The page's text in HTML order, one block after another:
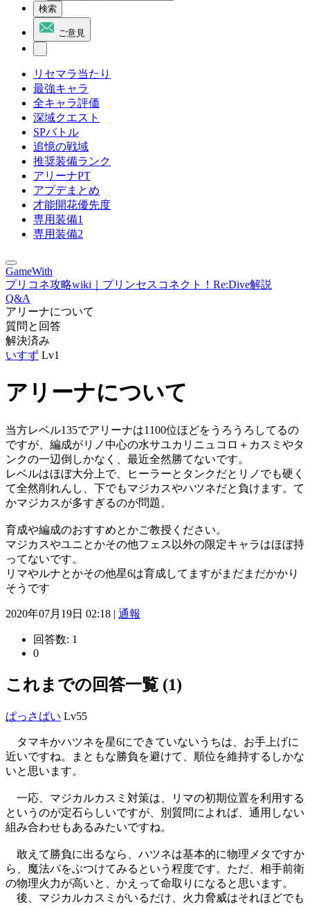
検索
ご意見
リセマラ当たり
最強キャラ
全キャラ評価
深域クエスト
SPバトル
追憶の戦域
推奨装備ランク
アリーナPT
アプデまとめ
才能開花優先度
専用装備1
専用装備2
GameWith
プリコネ攻略wiki｜プリンセスコネクト！Re:Dive解説
Q&A
アリーナについて
質問と回答
解決済み
いすず Lv1
アリーナについて
当方レベル135でアリーナは1100位ほどをうろうろしてるの
ですが、編成がリノ中心の水サユカリニュコロ＋カスミやタ
ンクの一辺倒しかなく、最近全然勝てないです。
レベルはほぼ大分上で、ヒーラーとタンクだとリノでも硬く
て全然削れんし、下でもマジカスやハツネだと負けます。て
かマジカスが多すぎるのが問題。
育成や編成のおすすめとかご教授ください。
マジカスやユニとかその他フェス以外の限定キャラはほぼ持
ってないです。
リマやルナとかその他星6は育成してますがまだまだかかり
そうです
2020年07月19日 02:18 | 通報
回答数: 1
0
これまでの回答一覧 (1)
ぱっさばい Lv55
タマキかハツネを星6にできていないうちは、お手上げに
近いですね。まともな勝負を避けて、順位を維持するしかな
いと思います。
一応、マジカルカスミ対策は、リマの初期位置を利用する
というのが定石らしいですが、別質問によれば、通用しない
組み合わせもあるみたいですね。
敢えて勝負に出るなら、ハツネは基本的に物理メタですか
ら、魔法パをぶつけてみるという程度です。ただ、相手前衛
の物理火力が高いと、かえって命取りになると思います。
後、マジカルカスミがいるだけ、火力脅威はそれほどでも